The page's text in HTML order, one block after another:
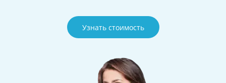
Узнать стоимость